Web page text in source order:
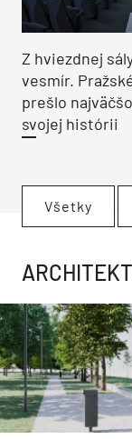
Z hviezdnej
vesmír.
prešlo
svojej histórii
Všetky